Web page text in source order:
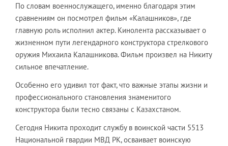
По словам военнослужащего, именно благодаря этим
сравнениям он посмотрел фильм «Калашников», где
главную роль исполнил актер. Кинолента рассказывает о
жизненном пути легендарного конструктора стрелкового
оружия Михаила Калашникова. Фильм произвел на Никиту
сильное впечатление.
Особенно его удивил тот факт, что важные этапы жизни и
профессионального становления знаменитого
конструктора были тесно связаны с Казахстаном.
Сегодня Никита проходит службу в воинской части 5513
Национальной гвардии МВД РК, осваивает воинскую